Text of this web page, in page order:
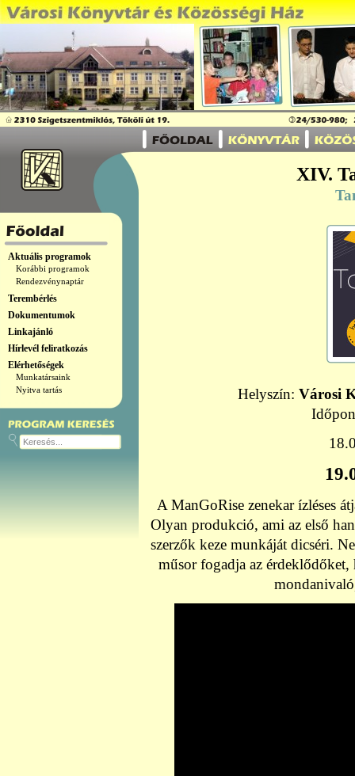
Aktuális programok
Korábbi programok
Rendezvénynaptár
Terembérlés
Dokumentumok
Linkajánló
Hírlevél feliratkozás
Elérhetőségek
Munkatársaink
Nyitva tartás
XIV.
Helyszín: Városi
A ManGoRise zenekar ízléses
Olyan produkció, ami az első
szerzők keze munkáját dicséri.
műsor fogadja az érdeklődőket,